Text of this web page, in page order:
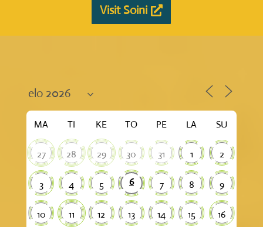
Visit Soini
MA TI KE TO PE LA SU
27 28 29 30 31 1 2
3 4 5 6 7 8 9
10 11 12 13 14 15 16